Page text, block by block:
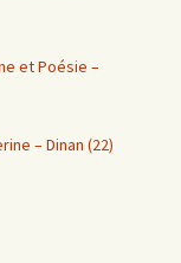
et Poésie –
– Dinan (22)